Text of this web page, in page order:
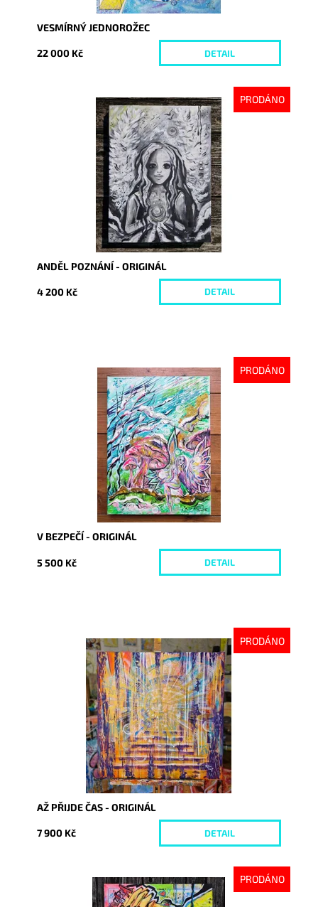
VESMÍRNÝ JEDNOROŽEC
22 000 Kč DETAIL
PRODÁNO
Vyprodáno
10071
ANDĚL POZNÁNÍ - ORIGINÁL
4 200 Kč DETAIL
PRODÁNO
Vyprodáno
9312
V BEZPEČÍ - ORIGINÁL
5 500 Kč DETAIL
PRODÁNO
Dostupnost:
Vyprodáno
10210
AŽ PŘIJDE ČAS - ORIGINÁL
7 900 Kč DETAIL
PRODÁNO
Vyprodáno